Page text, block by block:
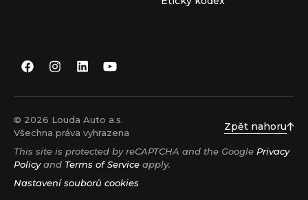
© 2026 Louda Auto a.s.
Všechna práva vyhrazena
Zpět nahoru
This site is protected by reCAPTCHA and the Google Privacy
Policyand Terms of Service apply.
Nastavení souborů cookies